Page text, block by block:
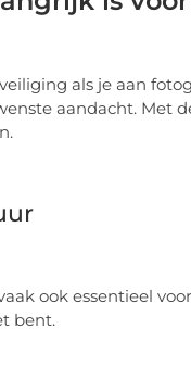
als je aan
aandacht. Met
ook essentieel
bent.